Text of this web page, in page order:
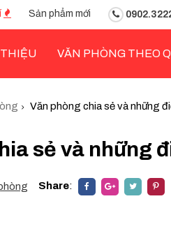
Sản phẩm mới
VĂN PHÒNG THEO
Văn phòng chia sẻ và những
sẻ và những
Share: